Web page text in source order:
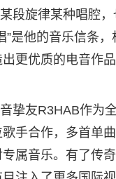
段旋律某种唱腔
”是他的音乐信条
更优质的电音作品
挚友R3HAB作为
手合作，多首单
属音乐。有了传